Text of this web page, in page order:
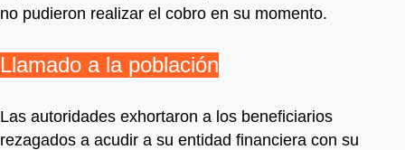
no pudieron realizar el cobro en su momento.
Llamado a la población
Las autoridades exhortaron a los beneficiarios
rezagados a acudir a su entidad financiera con su